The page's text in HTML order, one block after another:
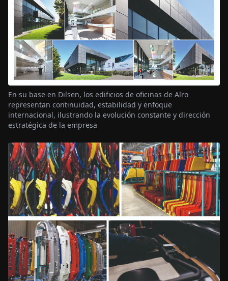
En su base en Dilsen, los edificios de oficinas de Alro
representan continuidad, estabilidad y enfoque
internacional, ilustrando la evolución constante y dirección
estratégica de la empresa